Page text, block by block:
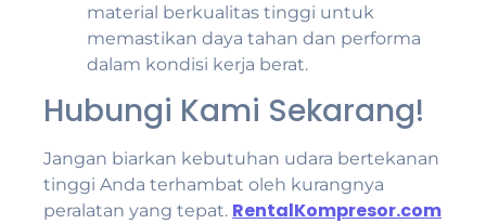
material berkualitas tinggi untuk
memastikan daya tahan dan performa
dalam kondisi kerja berat.
Hubungi Kami Sekarang!
Jangan biarkan kebutuhan udara bertekanan
tinggi Anda terhambat oleh kurangnya
peralatan yang tepat. RentalKompresor.com